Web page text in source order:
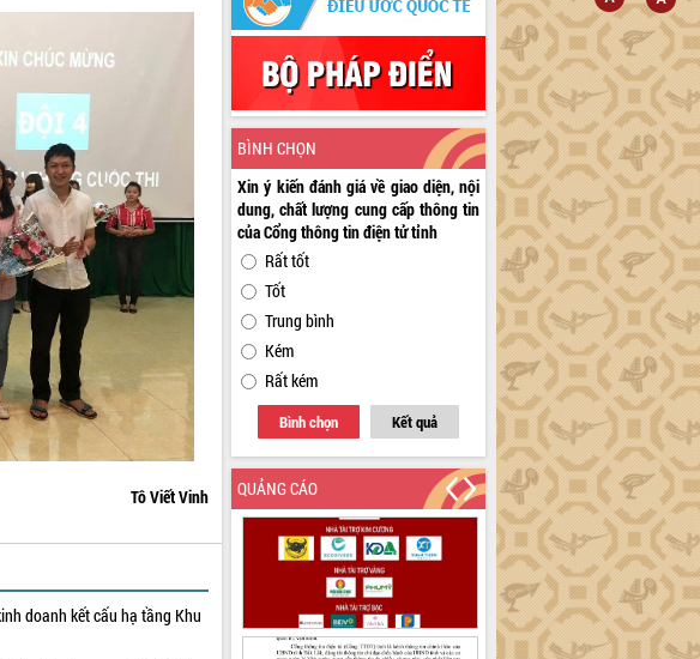
Tô Viết Vinh
doanh kết cấu hạ tầng Khu
BÌNH CHỌN
Xin ý kiến đánh giá về giao diện, nội
dung, chất lượng cung cấp thông tin
của Cổng thông tin điện tử tỉnh
Rất tốt
Tốt
Trung bình
Kém
Rất kém
Bình chọn Kết quả
QUẢNG CÁO